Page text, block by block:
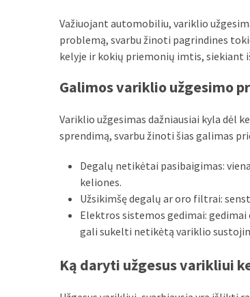
Važiuojant automobiliu, variklio
problemą, svarbu žinoti pagrindines
kelyje ir kokių priemonių imtis, siekiant
Galimos variklio užgesimo
Variklio užgesimas dažniausiai kyla
sprendimą, svarbu žinoti šias galimas
Degalų netikėtai pasibaigimas:
keliones.
Užsikimšę degalų ar oro filtrai:
Elektros sistemos gedimai:
gali sukelti netikėtą variklio
Ką daryti užgesus varikliui